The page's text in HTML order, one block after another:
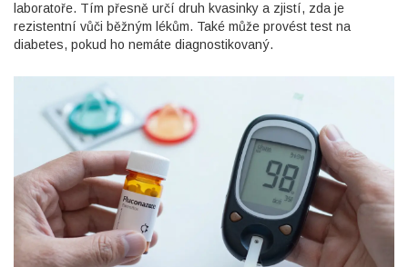
laboratoře. Tím přesně určí druh kvasinky a zjistí, zda je
rezistentní vůči běžným lékům. Také může provést test na
diabetes, pokud ho nemáte diagnostikovaný.